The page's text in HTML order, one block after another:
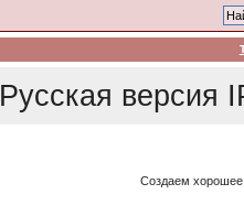
Русская версия
Создаем